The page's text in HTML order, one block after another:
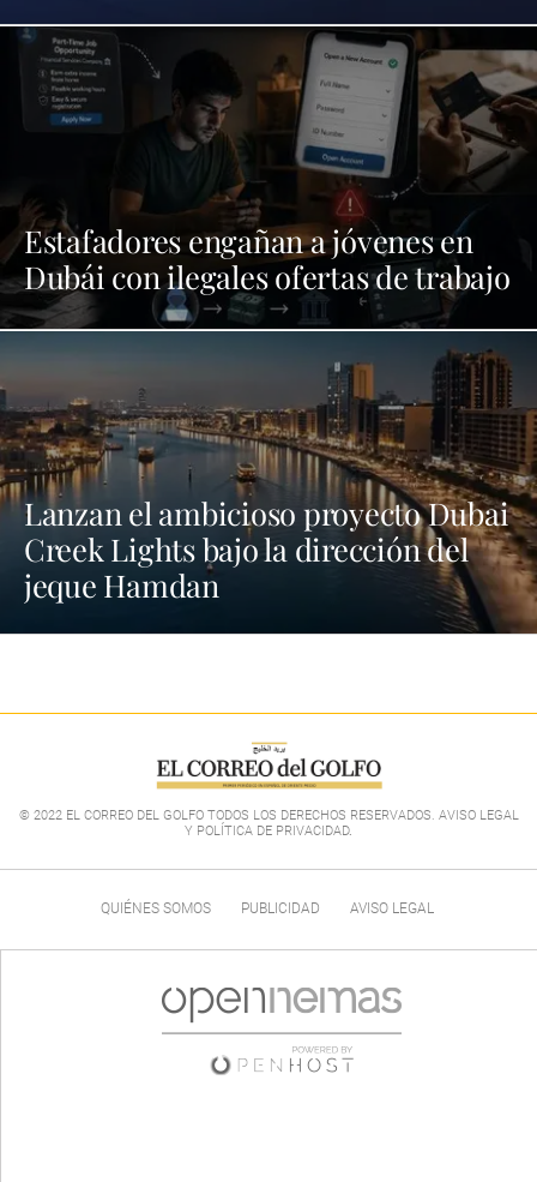
Estafadores engañan a jóvenes en
Dubái con ilegales ofertas de trabajo
Lanzan el ambicioso proyecto Dubai
Creek Lights bajo la dirección del
jeque Hamdan
© 2022 EL CORREO DEL GOLFO TODOS LOS DERECHOS RESERVADOS. AVISO LEGAL
Y POLÍTICA DE PRIVACIDAD.
QUIÉNES SOMOS PUBLICIDAD AVISO LEGAL